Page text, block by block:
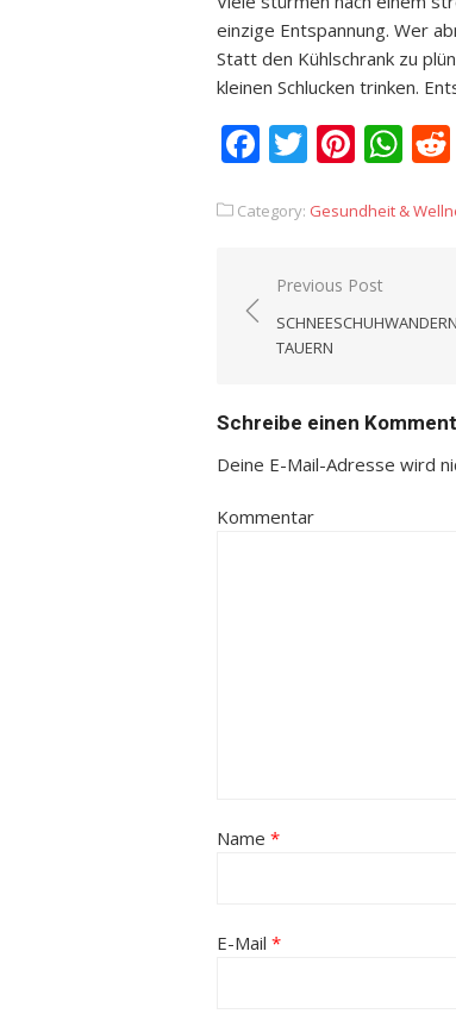
einzige Entspannung. Wer
Statt den Kühlschrank zu
kleinen Schlucken trinken.
Facebook
Twitter
Category: Gesundheit &
Beitrags-
Navigation
Previous Post
TAUERN
Schreibe einen
Deine E-Mail-Adresse wird
Kommentar
Name *
E-Mail *